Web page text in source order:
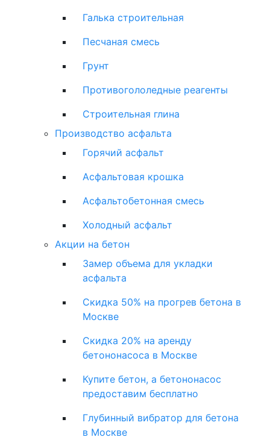
Галька строительная
Песчаная смесь
Грунт
Противогололедные реагенты
Строительная глина
Производство асфальта
Горячий асфальт
Асфальтовая крошка
Асфальтобетонная смесь
Холодный асфальт
Акции на бетон
Замер объема для укладки
асфальта
Скидка 50% на прогрев бетона в
Москве
Скидка 20% на аренду
бетононасоса в Москве
Купите бетон, а бетононасос
предоставим бесплатно
Глубинный вибратор для бетона
в Москве